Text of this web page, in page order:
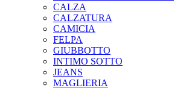
CALZA
CALZATURA
CAMICIA
FELPA
GIUBBOTTO
INTIMO SOTTO
JEANS
MAGLIERIA